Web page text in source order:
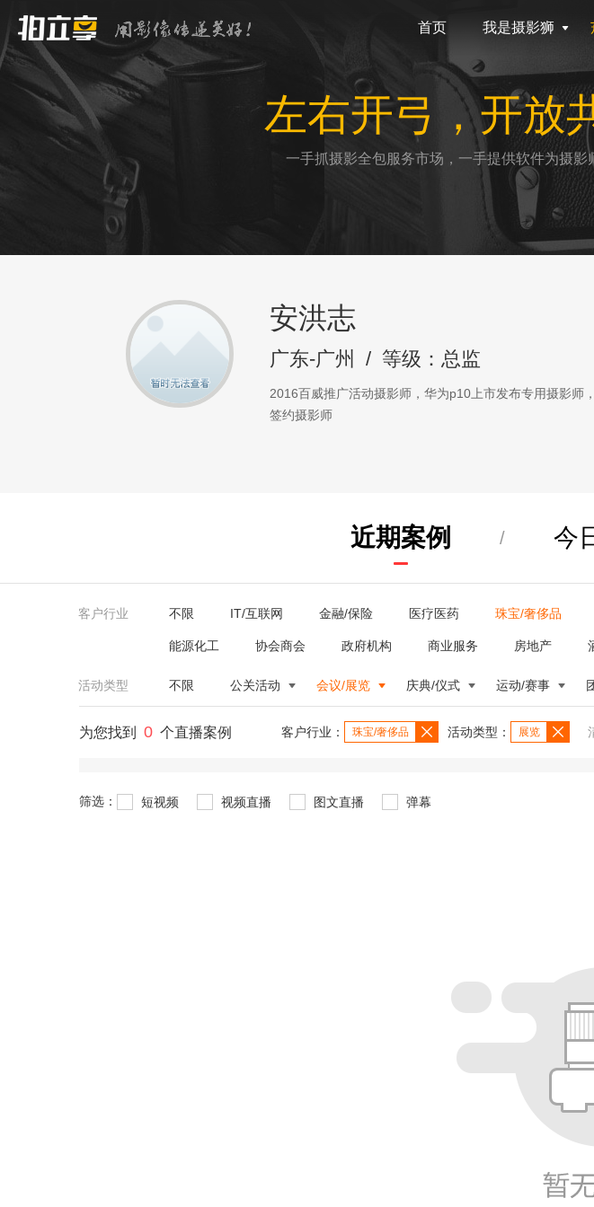
首页 我是摄影狮
左右开弓，开放
一手抓摄影全包服务市场，一手提供软件为摄影
安洪志
广东-广州 / 等级：总监
2016百威推广活动摄影师，华为p10上市发布专用摄影师
签约摄影师
近期案例 / 今
客户行业 不限 IT/互联网 金融/保险 医疗医药 珠宝/奢侈品
能源化工 协会商会 政府机构 商业服务 房地产
活动类型 不限 公关活动 会议/展览 庆典/仪式 运动/赛事
为您找到 0 个直播案例 客户行业： 珠宝/奢侈品 活动类型： 展览
筛选： 短视频 视频直播 图文直播 弹幕